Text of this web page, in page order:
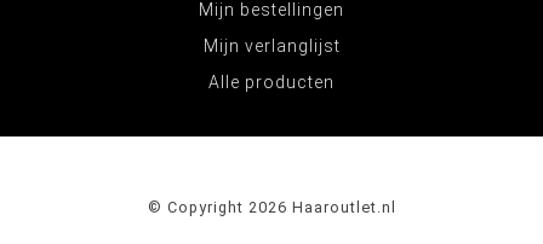
Mijn bestellingen
Mijn verlanglijst
Alle producten
© Copyright 2026 Haaroutlet.nl